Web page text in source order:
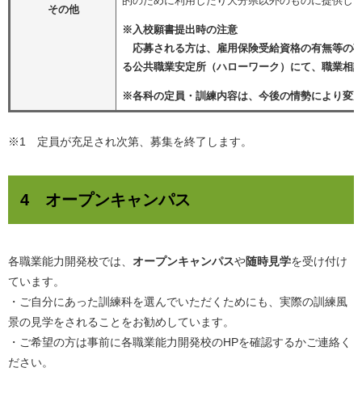
その他
※入校願書提出時の注意
応募される方は、雇用保険受給資格の有無等の
る公共職業安定所（ハローワーク）にて、職業相
※各科の定員・訓練内容は、今後の情勢により変
※1 定員が充足され次第、募集を終了します。
4 オープンキャンパス
各職業能力開発校では、 オープンキャンパスや随時見学を受け付け
ています。
・ご自分にあった訓練科を選んでいただくためにも、実際の訓練風
景の見学をされることをお勧めしています。
・ご希望の方は事前に各職業能力開発校のHPを確認するかご連絡く
ださい。